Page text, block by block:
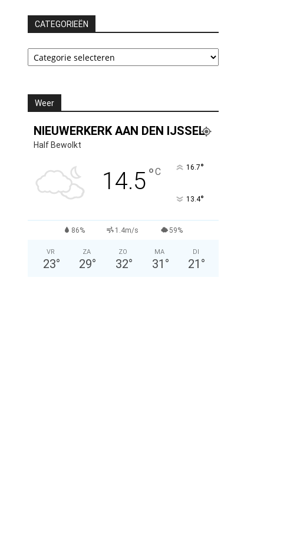
CATEGORIEËN
CATEGORIEËN
Weer
NIEUWERKERK AAN DEN IJSSEL
Half Bewolkt
14.5°C 16.7°
13.4°
86% 1.4m/s 59%
VR
23°
ZA
29°
ZO
32°
MA
31 °
DI
21 °